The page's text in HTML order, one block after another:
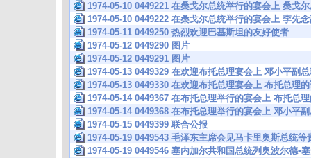
1974-05-10 0449221 在桑戈尔总统举行的宴会上 桑戈
1974-05-10 0449222 在桑戈尔总统举行的宴会上 李先
1974-05-11 0449250 热烈欢迎巴基斯坦的友好使者
1974-05-12 0449290 图片
1974-05-12 0449291 图片
1974-05-13 0449329 在欢迎布托总理宴会上 邓小平副
1974-05-13 0449330 在欢迎布托总理宴会上 布托总理
1974-05-14 0449367 在布托总理举行的宴会上 布托总
1974-05-14 0449368 在布托总理举行的宴会上 邓小平
1974-05-15 0449399 联合公报
1974-05-19 0449543 毛泽东主席会见马卡里奥斯总统等
1974-05-19 0449546 塞内加尔共和国总统列奥波尔德•